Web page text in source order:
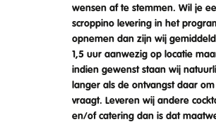
wensen af te stemmen. Wil je
scroppino levering in het
opnemen dan zijn wij
1,5 uur aanwezig op locatie
indien gewenst staan wij
langer als de ontvangst daar om
vraagt. Leveren wij andere
en/of catering dan is dat